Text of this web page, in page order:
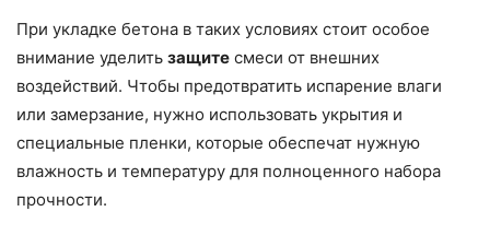
При укладке бетона в таких условиях стоит особое
внимание уделить защите смеси от внешних
воздействий. Чтобы предотвратить испарение влаги
или замерзание, нужно использовать укрытия и
специальные пленки, которые обеспечат нужную
влажность и температуру для полноценного набора
прочности.